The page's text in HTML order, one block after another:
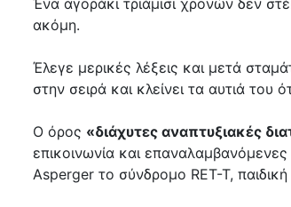
Ένα αγοράκι τριάμισι χρονών δεν
ακόμη.
Έλεγε μερικές λέξεις και μετά
στην σειρά και κλείνει τα αυτιά
Ο όρος «διάχυτες αναπτυξιακές
επικοινωνία και
Asperger το σύνδρομο RET-T,